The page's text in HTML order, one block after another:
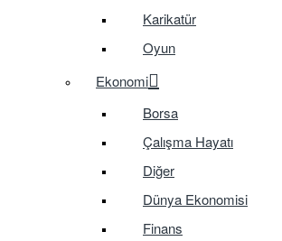
Karikatür
Oyun
Ekonomi
Borsa
Çalışma Hayatı
Diğer
Dünya Ekonomisi
Finans